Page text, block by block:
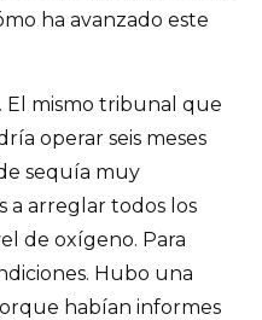
ha avanzado este
El mismo tribunal que
operar seis meses
sequía muy
a arreglar todos los
de oxígeno. Para
Hubo una
habían informes